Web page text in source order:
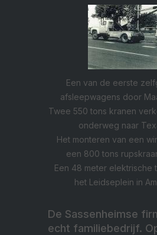
Een van de eerste
afsleepwagens door
Twee 550 tons kranen
onderweg naar
Het monteren van een
een 800 tons
Een 48 meter elektrische
het Leidseplein in
De Sassenheimse
echt familiebedrijf.